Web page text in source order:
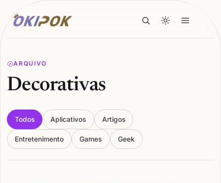
ARQUIVO
Decorativas
Todos Aplicativos Artigos
Entretenimento Games Geek